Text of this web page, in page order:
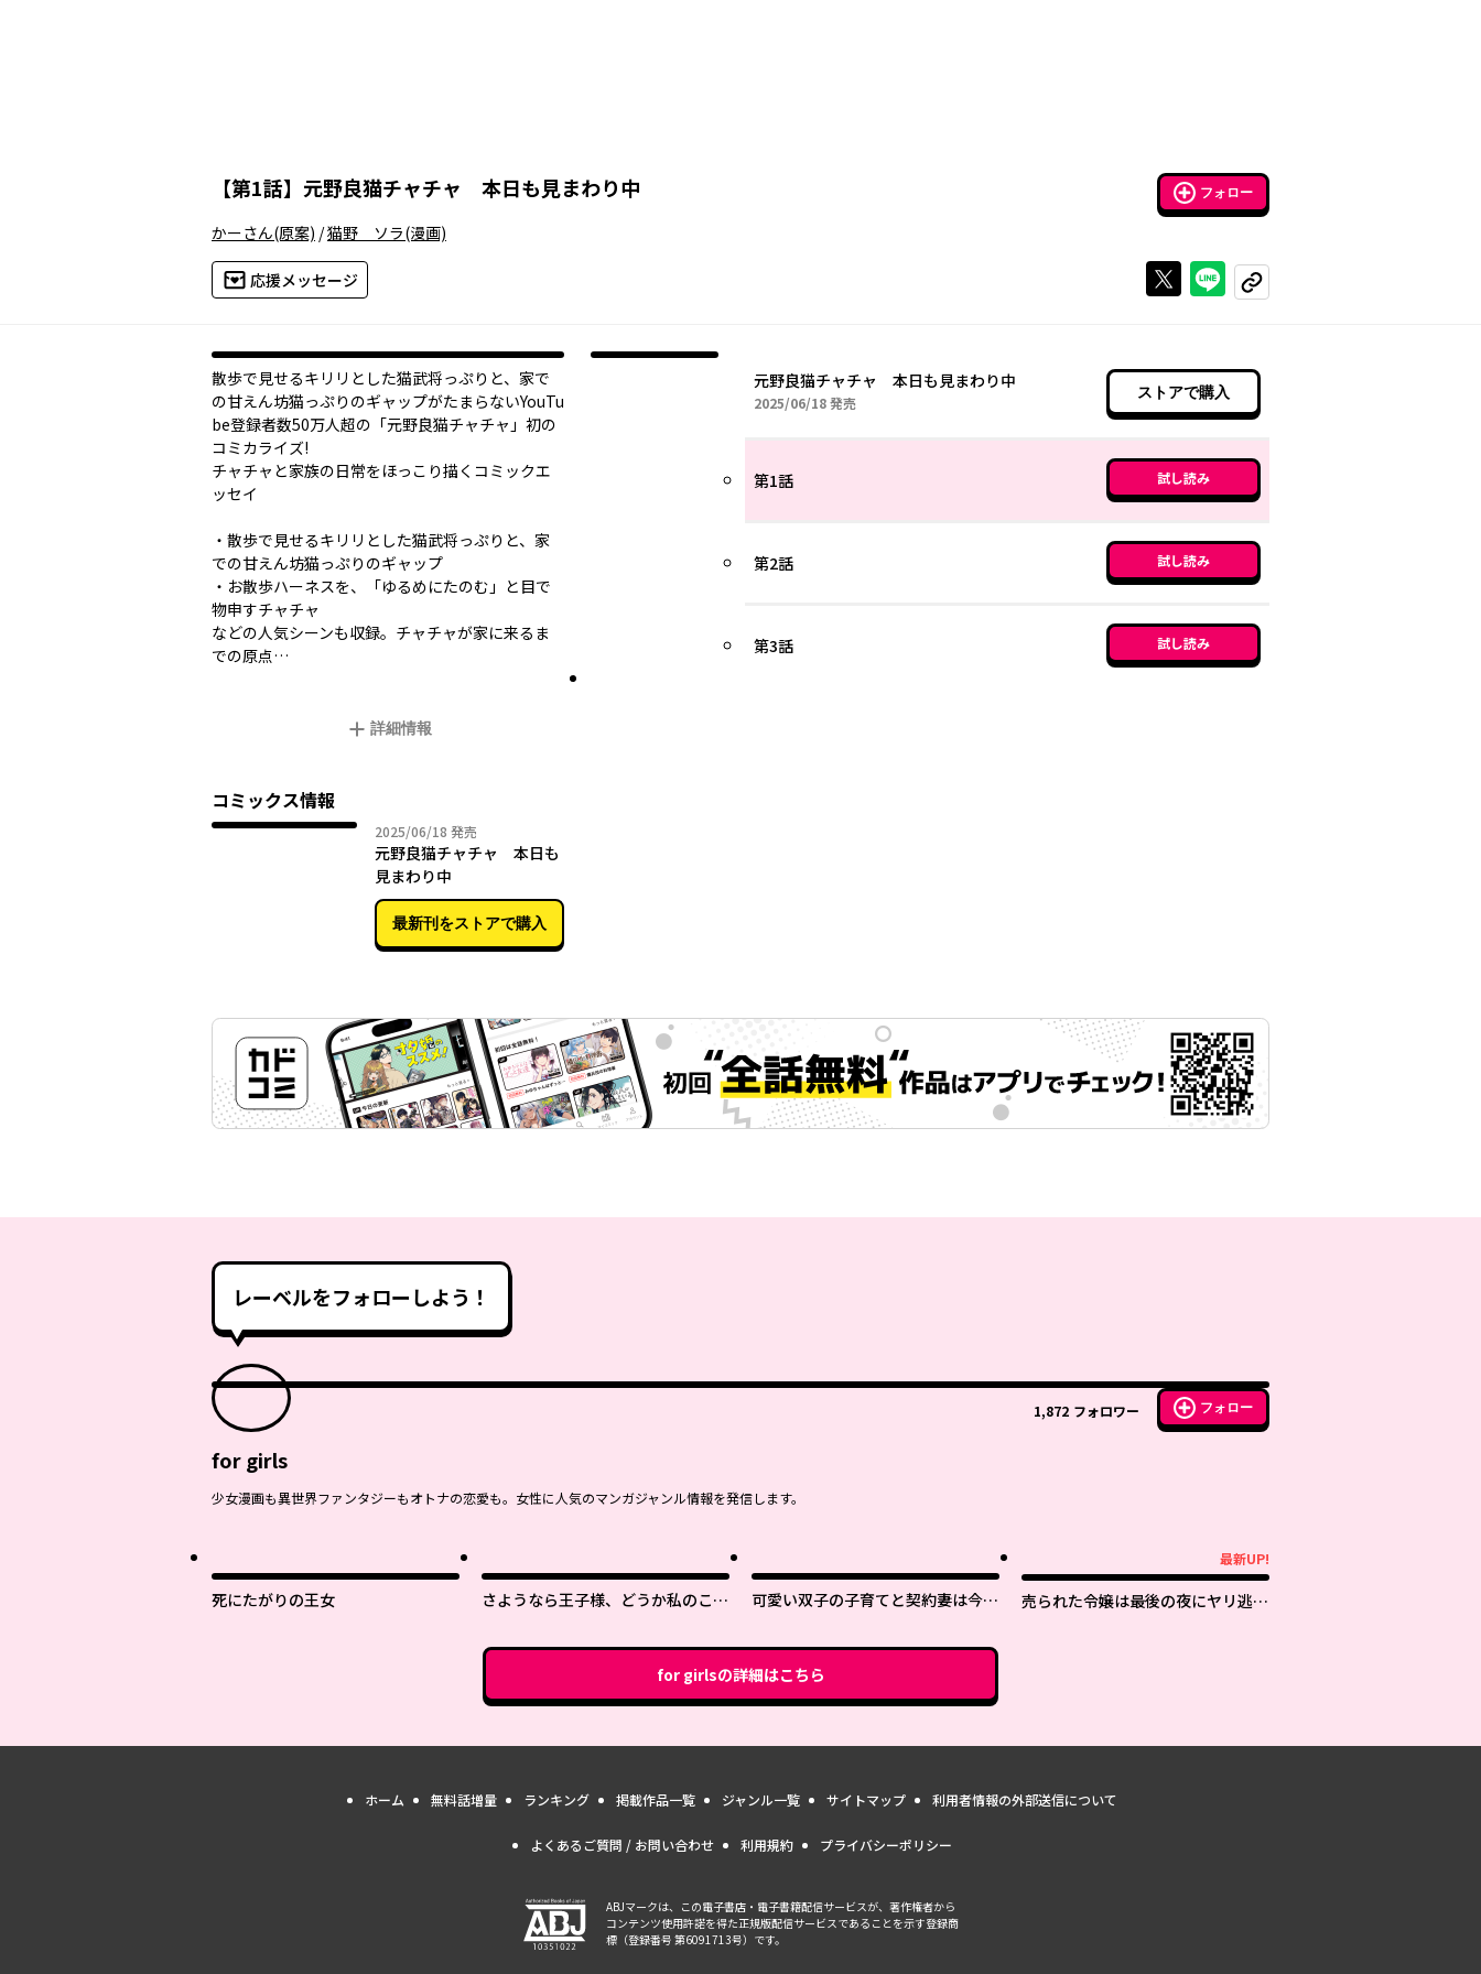
【第1話】 元野良猫チャチャ 本日も見まわり中 フォロー
かーさん(原案) /猫野 ソラ(漫画)
応援メッセージ Xで投稿するラインでシェアする
コピーする
散歩で見せるキリリとした猫武将っぷりと、家で
の甘えん坊猫っぷりのギャップがたまらないYouTu
be登録者数50万人超の「元野良猫チャチャ」初の
コミカライズ!
チャチャと家族の日常をほっこり描くコミックエ
ッセイ
・散歩で見せるキリリとした猫武将っぷりと、家
での甘えん坊猫っぷりのギャップ
・お散歩ハーネスを、「ゆるめにたのむ」と目で
物申すチャチャ
などの人気シーンも収録。チャチャが家に来るま
での原点…
詳細情報
コミックス情報
2025/06/18 2025年06月18日
発売
元野良猫チャチャ 本日も
見まわり中
最新刊をストアで購入
元野良猫チャチャ 本日も見まわり中
2025/06/182025年06月18日
発売
ストアで購入
第1話 試し読み
第2話 試し読み
第3話 試し読み
レーベルをフォローしよう！
1,872 フォロワー フォロー
for girls
少女漫画も異世界ファンタジーもオトナの恋愛も。女性に人気のマンガジャンル情報を発信します。
死にたがりの王女
さようなら王子様、どうか私のこと
可愛い双子の子育てと契約妻は今日
最新UP!
売られた令嬢は最後の夜にヤリ逃げ
for girlsの詳細はこちら
ホーム 無料話増量 ランキング 掲載作品一覧 ジャンル一覧 サイトマップ 利用者情報の外部送信について
よくあるご質問 / お問い合わせ 利用規約 プライバシーポリシー
ABJマークは、この電子書店・電子書籍配信サービスが、著作権者から
コンテンツ使用許諾を得た正規版配信サービスであることを示す登録商
標（登録番号 第6091713号）です。